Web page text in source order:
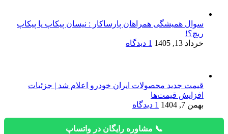
سوال همیشگی همراهان پارساکار : نیسان پیکاپ یا پیکاپ
ریچ؟!
خرداد 13, 1405
1 دیدگاه
قیمت جدید محصولات ایران خودرو اعلام شد | جزئیات
افزایش قیمت‌ها
بهمن 7, 1404
1 دیدگاه
📞 مشاوره رایگان در واتساپ